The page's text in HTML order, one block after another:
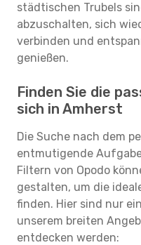
städtischen Trubels
abzuschalten, sich
verbinden und
genießen.
Finden Sie die
sich in Amherst
Die Suche nach dem
entmutigende
Filtern von Opodo
gestalten, um die
finden. Hier sind nur
unserem breiten
entdecken werden: